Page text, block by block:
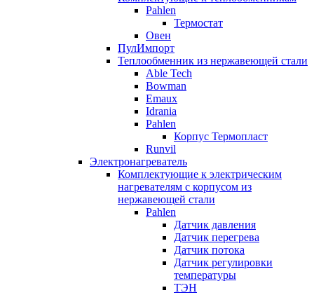
Pahlen
Термостат
Овен
ПулИмпорт
Теплообменник из нержавеющей стали
Able Tech
Bowman
Emaux
Idrania
Pahlen
Корпус Термопласт
Runvil
Электронагреватель
Комплектующие к электрическим
нагревателям с корпусом из
нержавеющей стали
Pahlen
Датчик давления
Датчик перегрева
Датчик потока
Датчик регулировки
температуры
ТЭН